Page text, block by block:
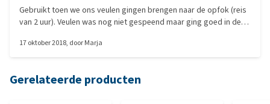
Gebruikt toen we ons veulen gingen brengen naar de opfok (reis
van 2 uur). Veulen was nog niet gespeend maar ging goed in de
de neus. Echt goed spul!
17 oktober 2018, doorMarja
Gerelateerde producten